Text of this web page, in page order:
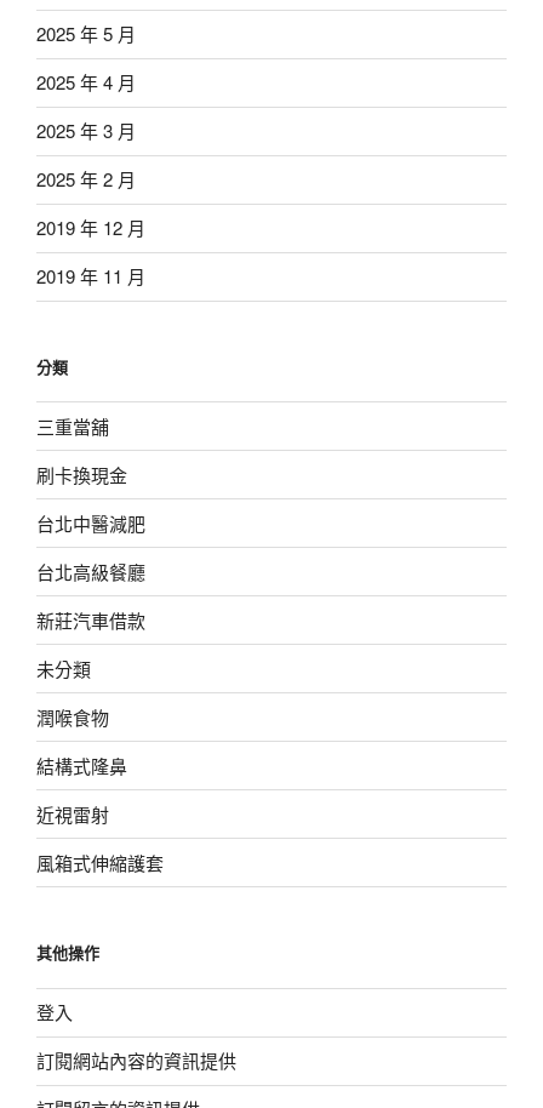
2025 年 5 月
2025 年 4 月
2025 年 3 月
2025 年 2 月
2019 年 12 月
2019 年 11 月
分類
三重當舖
刷卡換現金
台北中醫減肥
台北高級餐廳
新莊汽車借款
未分類
潤喉食物
結構式隆鼻
近視雷射
風箱式伸縮護套
其他操作
登入
訂閱網站內容的資訊提供